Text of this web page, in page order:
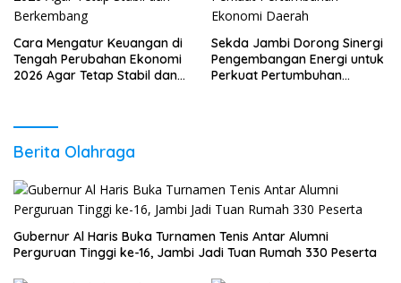
Cara Mengatur Keuangan di
Tengah Perubahan Ekonomi
2026 Agar Tetap Stabil dan
Sekda Jambi Dorong Sinergi
Pengembangan Energi untuk
Perkuat Pertumbuhan
Berita Olahraga
Gubernur Al Haris Buka Turnamen Tenis Antar Alumni
Perguruan Tinggi ke-16, Jambi Jadi Tuan Rumah 330 Peserta